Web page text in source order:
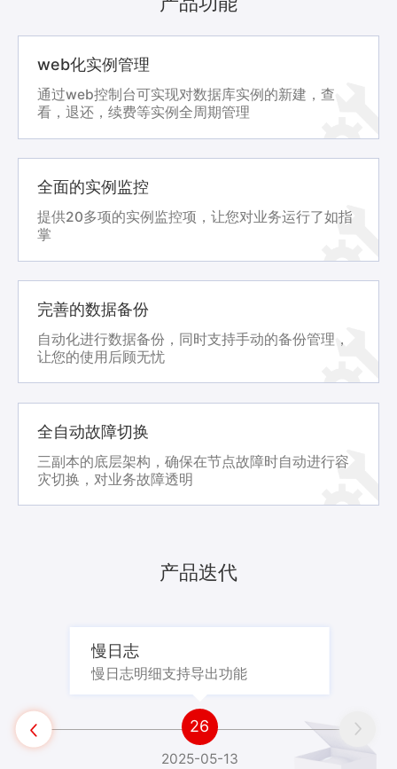
web化实例管理
通过web控制台可实现对数据库实例的新建，查
看，退还，续费等实例全周期管理
全面的实例监控
提供20多项的实例监控项，让您对业务运行了如指
掌
完善的数据备份
自动化进行数据备份，同时支持手动的备份管理，
让您的使用后顾无忧
全自动故障切换
三副本的底层架构，确保在节点故障时自动进行容
灾切换，对业务故障透明
产品迭代
 
26
慢日志
慢日志明细支持导出功能
2025-05-13